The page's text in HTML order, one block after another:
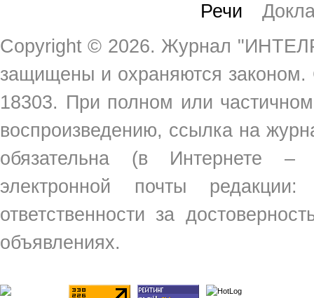
Речи
Copyright © 2026. Журнал
защищены и охраняются
18303. При полном или
воспроизведению, ссылка на
обязательна (в Интернете
электронной почты
ответственности за
объявлениях.